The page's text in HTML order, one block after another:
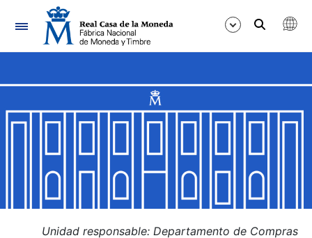
Navegación
Mostrar/Ocultar
Mostrar/Ocultar
Mostrar/Ocultar
Unidad responsable: Departamento de Compras